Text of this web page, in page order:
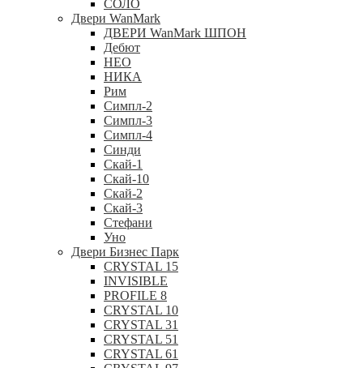
СОЛО
Двери WanMark
ДВЕРИ WanMark ШПОН
Дебют
НЕО
НИКА
Рим
Симпл-2
Симпл-3
Симпл-4
Синди
Скай-1
Скай-10
Скай-2
Скай-3
Стефани
Уно
Двери Бизнес Парк
CRYSTAL 15
INVISIBLE
PROFILE 8
CRYSTAL 10
CRYSTAL 31
CRYSTAL 51
CRYSTAL 61